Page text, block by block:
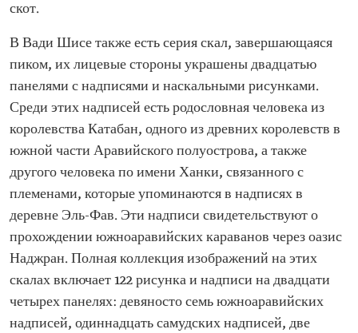
скот.
В Вади Шисе также есть серия скал, завершающаяся
пиком, их лицевые стороны украшены двадцатью
панелями с надписями и наскальными рисунками.
Среди этих надписей есть родословная человека из
королевства Катабан, одного из древних королевств в
южной части Аравийского полуострова, а также
другого человека по имени Ханки, связанного с
племенами, которые упоминаются в надписях в
деревне Эль-Фав. Эти надписи свидетельствуют о
прохождении южноаравийских караванов через оазис
Наджран. Полная коллекция изображений на этих
скалах включает 122 рисунка и надписи на двадцати
четырех панелях: девяносто семь южноаравийских
надписей, одиннадцать самудских надписей, две